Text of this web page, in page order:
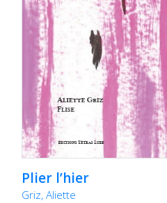
Plier l’hier
Griz, Aliette